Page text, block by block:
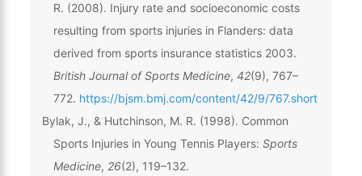
R. (2008). Injury rate and socioeconomic costs
resulting from sports injuries in Flanders: data
derived from sports insurance statistics 2003.
British Journal of Sports Medicine, 42(9), 767–
772. https://bjsm.bmj.com/content/42/9/767.short
Bylak, J., & Hutchinson, M. R. (1998). Common
Sports Injuries in Young Tennis Players: Sports
Medicine, 26(2), 119–132.